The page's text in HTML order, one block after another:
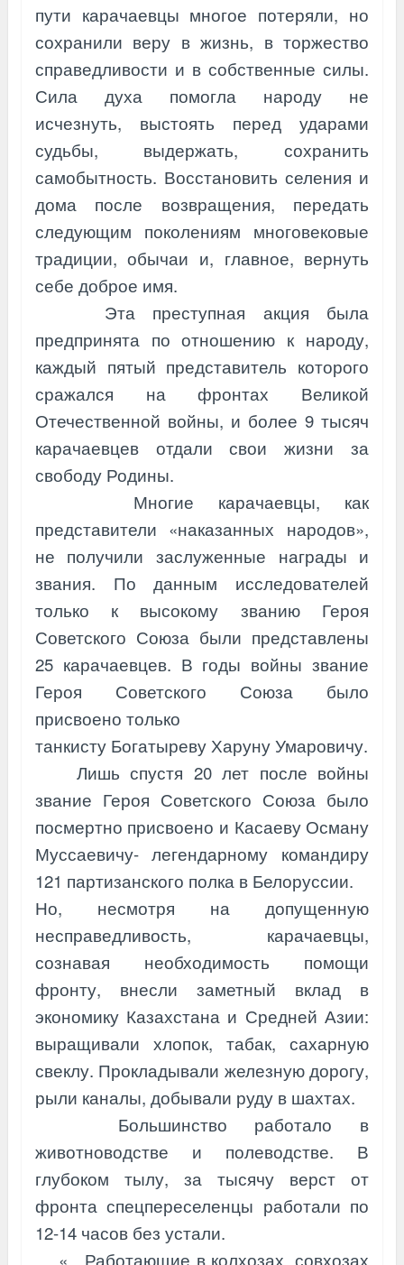
пути карачаевцы многое потеряли, но
сохранили веру в жизнь, в торжество
справедливости и в собственные силы.
Сила духа помогла народу не
исчезнуть, выстоять перед ударами
судьбы, выдержать, сохранить
самобытность. Восстановить селения и
дома после возвращения, передать
следующим поколениям многовековые
традиции, обычаи и, главное, вернуть
себе доброе имя.
Эта преступная акция была
предпринята по отношению к народу,
каждый пятый представитель которого
сражался на фронтах Великой
Отечественной войны, и более 9 тысяч
карачаевцев отдали свои жизни за
свободу Родины.
Многие карачаевцы, как
представители «наказанных народов»,
не получили заслуженные награды и
звания. По данным исследователей
только к высокому званию Героя
Советского Союза были представлены
25 карачаевцев. В годы войны звание
Героя Советского Союза было
присвоено только
танкисту Богатыреву Харуну Умаровичу.
Лишь спустя 20 лет после войны
звание Героя Советского Союза было
посмертно присвоено и Касаеву Осману
Муссаевичу- легендарному командиру
121 партизанского полка в Белоруссии.
Но, несмотря на допущенную
несправедливость, карачаевцы,
сознавая необходимость помощи
фронту, внесли заметный вклад в
экономику Казахстана и Средней Азии:
выращивали хлопок, табак, сахарную
свеклу. Прокладывали железную дорогу,
рыли каналы, добывали руду в шахтах.
Большинство работало в
животноводстве и полеводстве. В
глубоком тылу, за тысячу верст от
фронта спецпереселенцы работали по
12-14 часов без устали.
«…Работающие в колхозах, совхозах